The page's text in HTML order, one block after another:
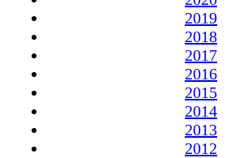
2019
2018
2017
2016
2015
2014
2013
2012